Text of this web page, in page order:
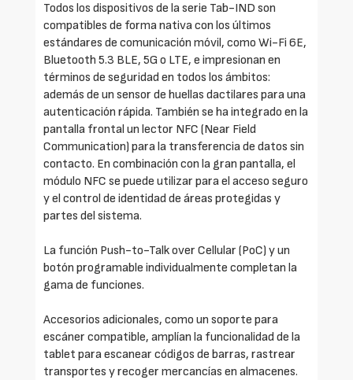
Todos los dispositivos de la serie Tab-IND son
compatibles de forma nativa con los últimos
estándares de comunicación móvil, como Wi-Fi 6E,
Bluetooth 5.3 BLE, 5G o LTE, e impresionan en
términos de seguridad en todos los ámbitos:
además de un sensor de huellas dactilares para una
autenticación rápida. También se ha integrado en la
pantalla frontal un lector NFC (Near Field
Communication) para la transferencia de datos sin
contacto. En combinación con la gran pantalla, el
módulo NFC se puede utilizar para el acceso seguro
y el control de identidad de áreas protegidas y
partes del sistema.
La función Push-to-Talk over Cellular (PoC) y un
botón programable individualmente completan la
gama de funciones.
Accesorios adicionales, como un soporte para
escáner compatible, amplían la funcionalidad de la
tablet para escanear códigos de barras, rastrear
transportes y recoger mercancías en almacenes.